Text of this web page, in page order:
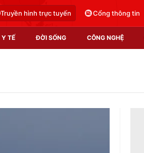
Truyền hình trực tuyến Cổng thông tin
Y TẾ ĐỜI SỐNG CÔNG NGHỆ